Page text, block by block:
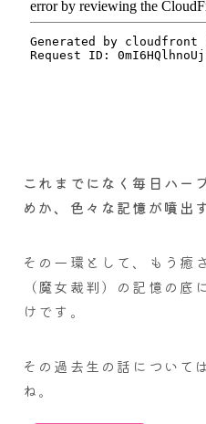
これまでになく毎日ハー
めか、色々な記憶が噴出
その一環として、もう癒
（魔女裁判）の記憶の
けです。
その過去生の話について
ね。